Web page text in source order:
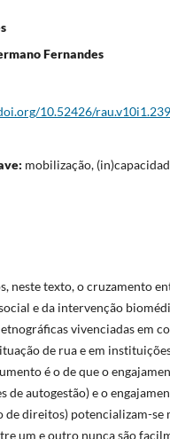
Fernandes
10.52426/rau.v10i1.239
mobilização,
neste texto, o cruzamento
e da intervenção
vivenciadas em
de rua e em
é o de que o
de autogestão) e o
de direitos) potencializam-se
um e outro nunca são